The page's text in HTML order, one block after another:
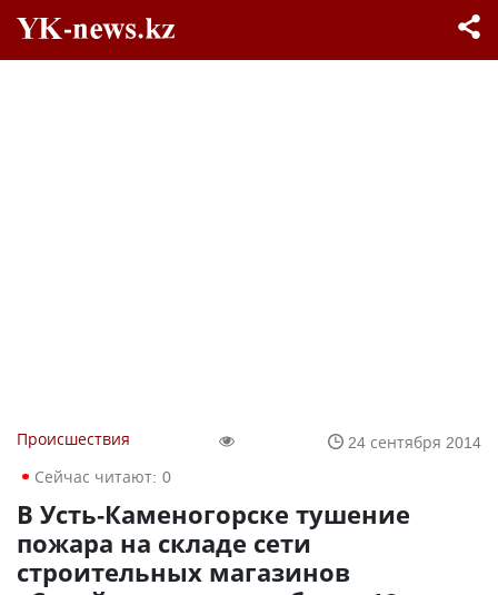
Происшествия
24 сентября 2014
Сейчас читают: 0
В Усть-Каменогорске тушение
пожара на складе сети
строительных магазинов